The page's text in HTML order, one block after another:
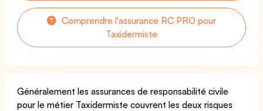
Comprendre l'assurance RC PRO pour
Taxidermiste
Généralement les assurances de responsabilité civile
pour le métier Taxidermiste couvrent les deux risques